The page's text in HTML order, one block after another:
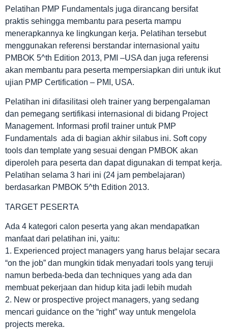
Pelatihan PMP Fundamentals juga dirancang bersifat
praktis sehingga membantu para peserta mampu
menerapkannya ke lingkungan kerja. Pelatihan tersebut
menggunakan referensi berstandar internasional yaitu
PMBOK 5^th Edition 2013, PMI –USA dan juga referensi
akan membantu para peserta mempersiapkan diri untuk ikut
ujian PMP Certification – PMI, USA.
Pelatihan ini difasilitasi oleh trainer yang berpengalaman
dan pemegang sertifikasi internasional di bidang Project
Management. Informasi profil trainer untuk PMP
Fundamentals ada di bagian akhir silabus ini. Soft copy
tools dan template yang sesuai dengan PMBOK akan
diperoleh para peserta dan dapat digunakan di tempat kerja.
Pelatihan selama 3 hari ini (24 jam pembelajaran)
berdasarkan PMBOK 5^th Edition 2013.
TARGET PESERTA
Ada 4 kategori calon peserta yang akan mendapatkan
manfaat dari pelatihan ini, yaitu:
1. Experienced project managers yang harus belajar secara
“on the job” dan mungkin tidak menyadari tools yang teruji
namun berbeda-beda dan techniques yang ada dan
membuat pekerjaan dan hidup kita jadi lebih mudah
2. New or prospective project managers, yang sedang
mencari guidance on the “right” way untuk mengelola
projects mereka.